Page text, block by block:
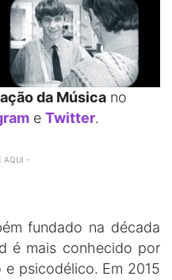
da Música no
e Twitter.
AQUI -
fundado na década
é mais conhecido por
e psicodélico. Em 2015